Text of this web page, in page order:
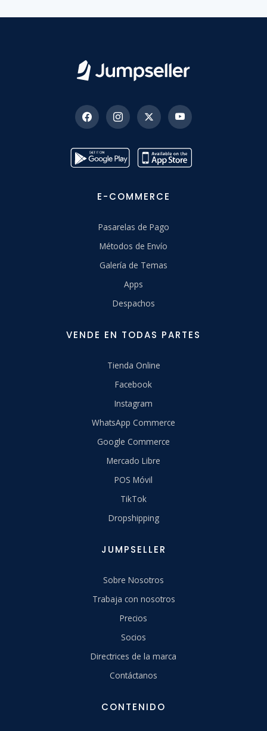
E-COMMERCE
Pasarelas de Pago
Métodos de Envío
Galería de Temas
Apps
Despachos
VENDE EN TODAS PARTES
Tienda Online
Facebook
Instagram
WhatsApp Commerce
Google Commerce
Mercado Libre
POS Móvil
TikTok
Dropshipping
JUMPSELLER
Sobre Nosotros
Trabaja con nosotros
Precios
Socios
Directrices de la marca
Contáctanos
CONTENIDO